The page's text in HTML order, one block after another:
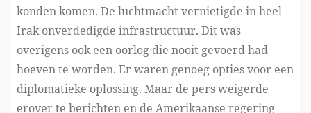
konden komen. De luchtmacht vernietigde in heel
Irak onverdedigde infrastructuur. Dit was
overigens ook een oorlog die nooit gevoerd had
hoeven te worden. Er waren genoeg opties voor een
diplomatieke oplossing. Maar de pers weigerde
erover te berichten en de Amerikaanse regering